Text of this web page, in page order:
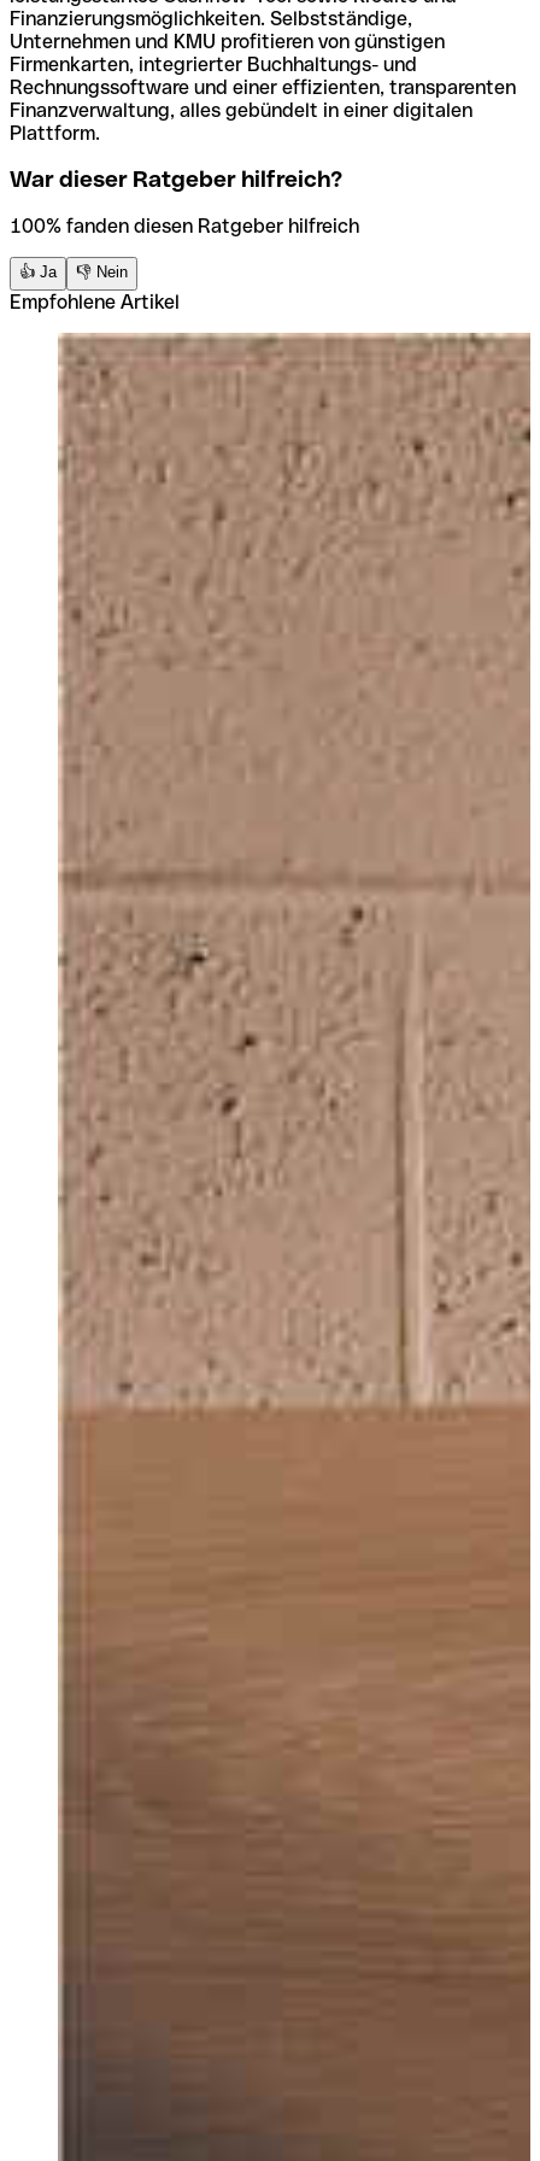
Finanzierungsmöglichkeiten. Selbstständige,
Unternehmen und KMU profitieren von günstigen
Firmenkarten, integrierter Buchhaltungs- und
Rechnungssoftware und einer effizienten, transparenten
Finanzverwaltung, alles gebündelt in einer digitalen
Plattform.
War dieser Ratgeber hilfreich?
100% fanden diesen Ratgeber hilfreich
👍 Ja 👎 Nein
Empfohlene Artikel